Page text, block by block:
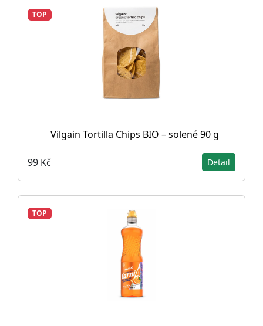
TOP
Vilgain Tortilla Chips BIO – solené 90 g
99 Kč Detail
TOP